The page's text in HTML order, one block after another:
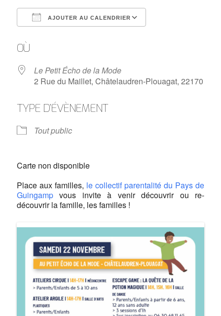
AJOUTER AU CALENDRIER
OÙ
Le Petit Écho de la Mode
2 Rue du Maillet, Châtelaudren-Plouagat, 22170
TYPE D’ÉVÈNEMENT
Tout public
Carte non disponible
Place aux familles, le collectif parentalité du Pays de
Guingampvous invite à venir découvrir ou re-
découvrir la famille, les familles !